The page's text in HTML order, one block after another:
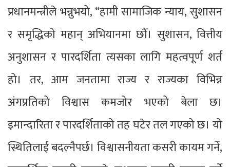
प्रधानमन्त्रीले भन्नुभयो, “हामी सामाजिक न्याय, सुशासन
र समृद्धिको महान् अभियानमा छौँ। सुशासन, वित्तीय
अनुशासन र पारदर्शिता त्यसका लागि महत्वपूर्ण शर्त
हो। तर, आम जनतामा राज्य र राज्यका विभिन्न
अंगप्रतिको विश्वास कमजोर भएको बेला छ।
इमान्दारिता र पारदर्शिताको तह घटेर तल गएको छ। यो
स्थितिलाई बदल्नैपर्छ। विश्वासनीयता कसरी कायम गर्ने,